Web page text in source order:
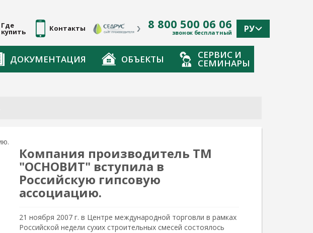
Где
купить Контакты 8 800 500 06 06
звонок бесплатный РУ
ДОКУМЕНТАЦИЯ ОБЪЕКТЫ СЕРВИС И
СЕМИНАРЫ
Компания производитель ТМ
"ОСНОВИТ" вступила в
Российскую гипсовую
ассоциацию.
21 ноября 2007 г. в Центре международной торговли в рамках
Российской недели сухих строительных смесей состоялось